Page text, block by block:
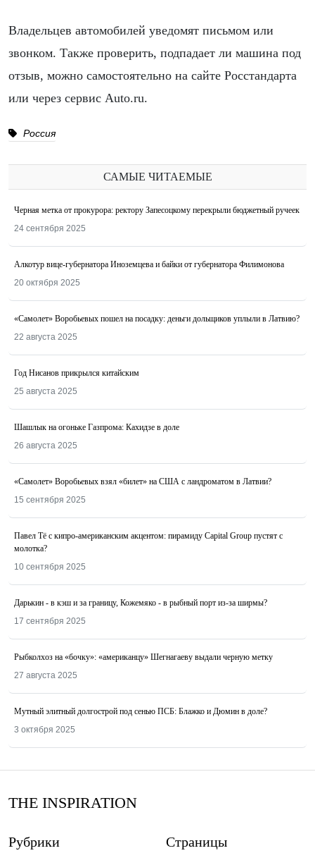
Владельцев автомобилей уведомят письмом или
звонком. Также проверить, подпадает ли машина под
отзыв, можно самостоятельно на сайте Росстандарта
или через сервис Auto.ru.
Россия
САМЫЕ ЧИТАЕМЫЕ
Черная метка от прокурора: ректору Запесоцкому перекрыли бюджетный ручеек
24 сентября 2025
Алкотур вице-губернатора Иноземцева и байки от губернатора Филимонова
20 октября 2025
«Самолет» Воробьевых пошел на посадку: деньги дольщиков уплыли в Латвию?
22 августа 2025
Год Нисанов прикрылся китайским
25 августа 2025
Шашлык на огоньке Газпрома: Кахидзе в доле
26 августа 2025
«Самолет» Воробьевых взял «билет» на США с ландроматом в Латвии?
15 сентября 2025
Павел Тё с кипро-американским акцентом: пирамиду Capital Group пустят с
молотка?
10 сентября 2025
Дарькин - в кэш и за границу, Кожемяко - в рыбный порт из-за ширмы?
17 сентября 2025
Рыбколхоз на «бочку»: «американцу» Шегнагаеву выдали черную метку
27 августа 2025
Мутный элитный долгострой под сенью ПСБ: Блажко и Дюмин в доле?
3 октября 2025
THE INSPIRATION
Рубрики Страницы